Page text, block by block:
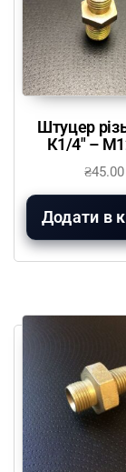
Штуцер
К1/4″ –
₴45.00
Додати в